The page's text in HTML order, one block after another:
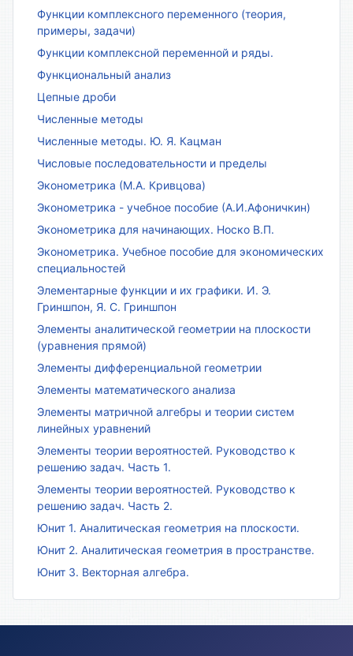
Функции комплексного переменного (теория,
примеры, задачи)
Функции комплексной переменной и ряды.
Функциональный анализ
Цепные дроби
Численные методы
Численные методы. Ю. Я. Кацман
Числовые последовательности и пределы
Эконометрика (М.А. Кривцова)
Эконометрика - учебное пособие (А.И.Афоничкин)
Эконометрика для начинающих. Носко В.П.
Эконометрика. Учебное пособие для экономических
специальностей
Элементарные функции и их графики. И. Э.
Гриншпон, Я. С. Гриншпон
Элементы аналитической геометрии на плоскости
(уравнения прямой)
Элементы дифференциальной геометрии
Элементы математического анализа
Элементы матричной алгебры и теории систем
линейных уравнений
Элементы теории вероятностей. Руководство к
решению задач. Часть 1.
Элементы теории вероятностей. Руководство к
решению задач. Часть 2.
Юнит 1. Аналитическая геометрия на плоскости.
Юнит 2. Аналитическая геометрия в пространстве.
Юнит 3. Векторная алгебра.